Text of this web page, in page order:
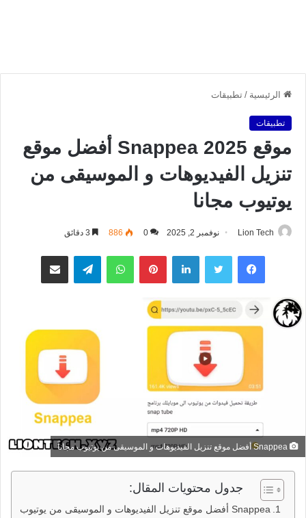
الرئيسية / تطبيقات
تطبيقات
موقع Snappea 2025 أفضل موقع
تنزيل الفيديوهات و الموسيقى من
يوتيوب مجانا
Lion Tech نوفمبر 2, 2025 0
886
فيسبوك تويتر لينكدإن بينتيريستواتساب تيلقرام مشاركة عبر البريد
جدول محتويات المقال:
Snappea أفضل موقع تنزيل الفيديوهات و الموسيقى من يوتيوب